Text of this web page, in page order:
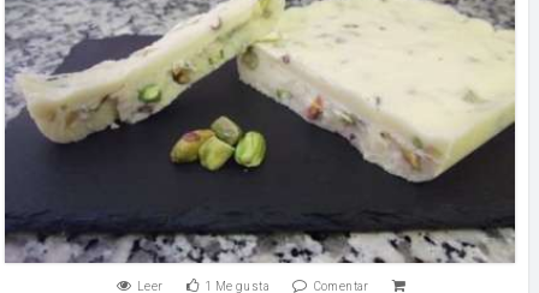
Leer 1 Me gusta Comentar